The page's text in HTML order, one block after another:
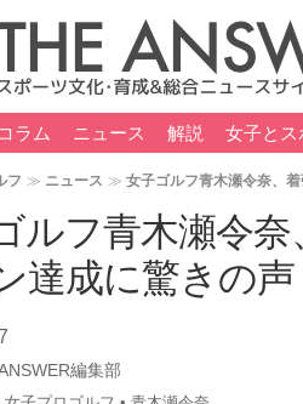
コラム ニュース 解説 女子とス
フ ニュース 女子ゴルフ青木瀬令奈、
ルフ青木瀬令
達成に驚きの
編集部